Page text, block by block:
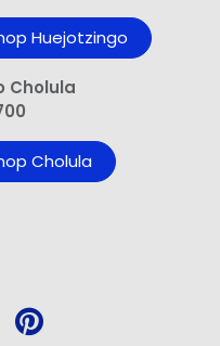
Huejotzingo
Cholula
Cholula